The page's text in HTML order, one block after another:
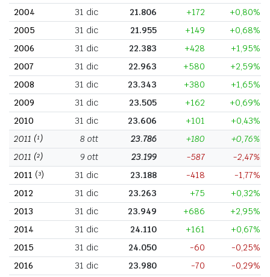
2004
31 dic 21.806 +172
+0,80%
2005
31 dic 21.955 +149
+0,68%
2006
31 dic 22.383 +428
+1,95%
2007
31 dic 22.963 +580
+2,59%
2008
31 dic 23.343 +380
+1,65%
2009
31 dic 23.505 +162
+0,69%
2010
31 dic 23.606 +101
+0,43%
2011 (¹) 8 ott 23.786 +180
+0,76%
2011 (²) 9 ott 23.199 -587
-2,47%
2011 (³) 31 dic 23.188 -418
-1,77%
2012
31 dic 23.263 +75
+0,32%
2013
31 dic 23.949 +686
+2,95%
2014
31 dic 24.110 +161
+0,67%
2015
31 dic 24.050 -60
-0,25%
2016
31 dic 23.980 -70
-0,29%